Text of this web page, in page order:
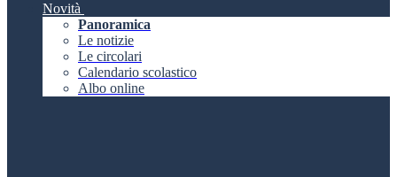
Novità
Panoramica
Le notizie
Le circolari
Calendario scolastico
Albo online